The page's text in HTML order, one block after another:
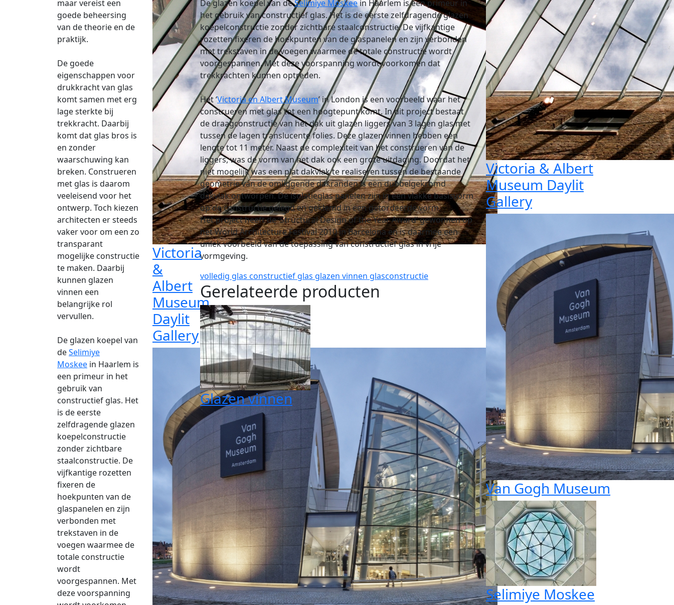
maar vereist een
goede beheersing
van de theorie en de
praktijk.
De goede
eigenschappen voor
drukkracht van glas
komt samen met erg
lage sterkte bij
trekkracht. Daarbij
komt dat glas bros is
en zonder
waarschuwing kan
breken. Construeren
met glas is daarom
veeleisend voor het
ontwerp. Toch kiezen
architecten er steeds
vaker voor om een zo
transparant
mogelijke constructie
te maken. Daarbij
kunnen glazen
vinnen een
belangrijke rol
vervullen.
De glazen koepel van
deSelimiye
Moskee in Haarlem is
een primeur in het
gebruik van
constructief glas. Het
is de eerste
zelfdragende glazen
koepelconstructie
zonder zichtbare
staalconstructie. De
vijfkantige rozetten
fixeren de
hoekpunten van de
glaspanelen en zijn
verbonden met
trekstaven in de
voegen waarmee de
totale constructie
wordt
voorgespannen. Met
deze voorspanning
Victoria
&
Albert
Museum
Daylit
Gallery
De glazen koepel van deSelimiye Moskeein Haarlem is een primeur in
het gebruik van constructief glas. Het is de eerste zelfdragende glazen
koepelconstructie zonder zichtbare staalconstructie. De vijfkantige
rozetten fixeren de hoekpunten van de glaspanelen en zijn verbonden
met trekstaven in de voegen waarmee de totale constructie wordt
voorgespannen. Met deze voorspanning wordt voorkomen dat
trekkrachten kunnen optreden.
Het ‘Victoria en Albert Museum’ in London is een voorbeeld waar het
construeren met glas tot een hoogtepunt komt. In dit project bestaat
de draagconstructie van het dak uit glazen liggers van 3 lagen glas met
tussen de lagen translucente folies. Deze glazen vinnen hebben een
lengte tot 11 meter. Naast de complexiteit van het construeren van de
liggers, was de vorm van het dak ook een grote uitdaging. Doordat het
niet mogelijk was een plat dakvlak te realiseren tussen de bestaande
geometrie van de omliggende dakranden is een dubbelgekromd
dakvlak ontworpen. De isolatieglas panelen zijn in een vlakke basisvorm
op de constructie gelegd en geklemd in een getordeerde vorm.
Het project heeft de ‘Structural Design of the Year Award’ gewonnen op
het World Architecture Festival 2010 in Barcelona en is daarmee een
uniek voorbeeld van de toepassing van constructief glas in vrije
vormgeving.
volledig glas constructief glas glazen vinnen glasconstructie
Gerelateerde producten
Glazen vinnen
Victoria & Albert
Museum Daylit
Gallery
Van Gogh Museum
Selimiye Moskee